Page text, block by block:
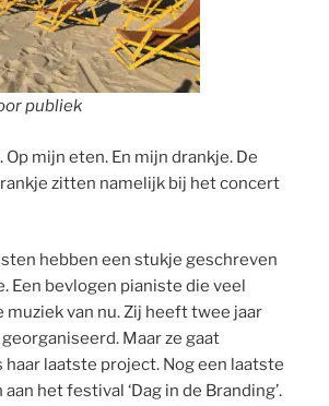
publiek
mijn eten. En mijn drankje. De
zitten namelijk bij het concert
hebben een stukje geschreven
Een bevlogen pianiste die veel
van nu. Zij heeft twee jaar
Maar ze gaat
laatste project. Nog een laatste
het festival ‘Dag in de Branding’.